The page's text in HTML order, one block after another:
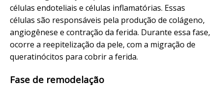
células endoteliais e células inflamatórias. Essas
células são responsáveis pela produção de colágeno,
angiogênese e contração da ferida. Durante essa fase,
ocorre a reepitelização da pele, com a migração de
queratinócitos para cobrir a ferida.
Fase de remodelação